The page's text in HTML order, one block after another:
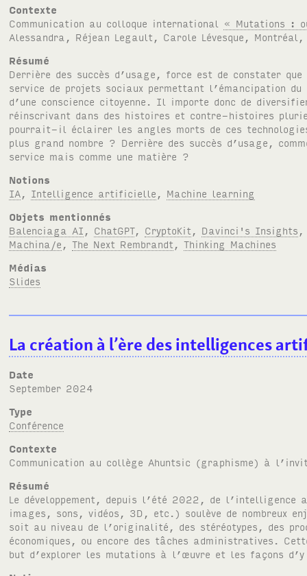
Contexte
Communication au colloque international « Mutations :
Alessandra, Réjean Legault, Carole Lévesque,
Résumé
Derrière des succès d’usage, force est de constater que
service de projets sociaux permettant l’émancipation du
d’une conscience citoyenne. Il importe donc de
réinscrivant dans des histoires et contre-histoires
pourrait-il éclairer les angles morts de ces
plus grand nombre ? Derrière des succès d’usage,
service mais comme une matière ?
Notions
IA, Intelligence artificielle , Machine learning
Objets mentionnés
Balenciaga AI , ChatGPT, CryptoKit , Davinci's Insights
Machina/e ,The Next Rembrandt ,Thinking Machines
Médias
Slides
La création à l’ère des intelligences
Date
September 2024
Type
Conférence
Contexte
Communication au collège Ahuntsic (graphisme) à
Résumé
Le développement, depuis l’été 2022, de
images, sons, vidéos, 3D, etc.) soulève de nombreux
soit au niveau de l’originalité, des stéréotypes, des
économiques, ou encore des tâches administratives.
but d’explorer les mutations à l’œuvre et les façons